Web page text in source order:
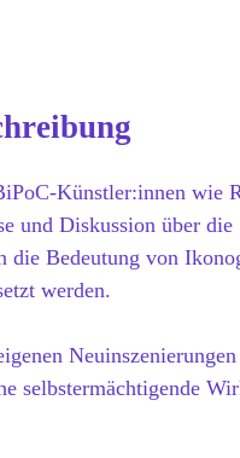
Künstler:innen wie
und Diskussion über
die Bedeutung von
werden.
selbstermächtigende